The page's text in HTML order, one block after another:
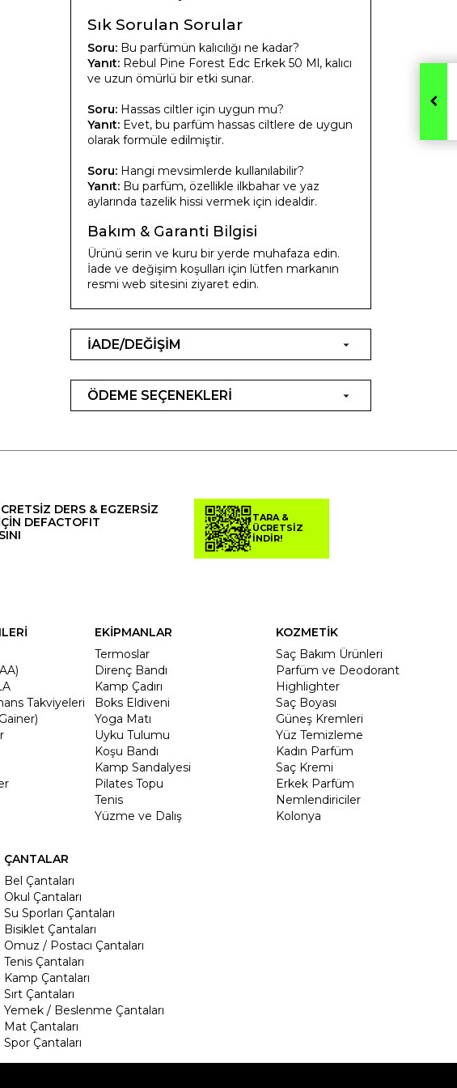
Sık Sorulan Sorular
Soru: Bu parfümün kalıcılığı ne kadar?
Yanıt: Rebul Pine Forest Edc Erkek 50 Ml, kalıcı
ve uzun ömürlü bir etki sunar.
Soru: Hassas ciltler için uygun mu?
Yanıt: Evet, bu parfüm hassas ciltlere de uygun
olarak formüle edilmiştir.
Soru: Hangi mevsimlerde kullanılabilir?
Yanıt: Bu parfüm, özellikle ilkbahar ve yaz
aylarında tazelik hissi vermek için idealdir.
Bakım & Garanti Bilgisi
Ürünü serin ve kuru bir yerde muhafaza edin.
İade ve değişim koşulları için lütfen markanın
resmi web sitesini ziyaret edin.
İADE/DEĞİŞİM
ÖDEME SEÇENEKLERİ
DERS & EGZERSİZ
DEFACTOFIT
TARA &
ÜCRETSİZ
İNDİR!
Takviyeleri
EKİPMANLAR
Termoslar
Direnç Bandı
Kamp Çadırı
Boks Eldiveni
Yoga Matı
Uyku Tulumu
Koşu Bandı
Kamp Sandalyesi
Pilates Topu
Tenis
Yüzme ve Dalış
KOZMETİK
Saç Bakım Ürünleri
Parfüm ve Deodorant
Highlighter
Saç Boyası
Güneş Kremleri
Yüz Temizleme
Kadın Parfüm
Saç Kremi
Erkek Parfüm
Nemlendiriciler
Kolonya
ÇANTALAR
Bel Çantaları
Okul Çantaları
Su Sporları Çantaları
Bisiklet Çantaları
Omuz / Postacı Çantaları
Tenis Çantaları
Kamp Çantaları
Sırt Çantaları
Yemek / Beslenme Çantaları
Mat Çantaları
Spor Çantaları